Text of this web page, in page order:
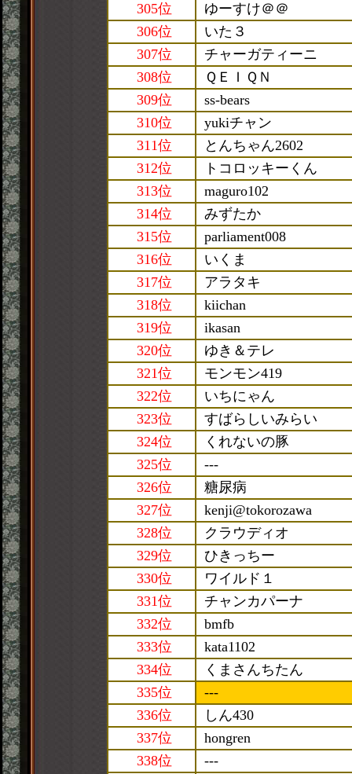
305位
ゆーすけ＠＠
306位
いた３
307位
チャーガティーニ
308位
ＱＥＩＱＮ
309位
ss-bears
310位
yukiチャン
311位
とんちゃん2602
312位
トコロッキーくん
313位
maguro102
314位
みずたか
315位
parliament008
316位
いくま
317位
アラタキ
318位
kiichan
319位
ikasan
320位
ゆき＆テレ
321位
モンモン419
322位
いちにゃん
323位
すばらしいみらい
324位
くれないの豚
325位
---
326位
糖尿病
327位
kenji@tokorozawa
328位
クラウディオ
329位
ひきっちー
330位
ワイルド１
331位
チャンカパーナ
332位
bmfb
333位
kata1102
334位
くまさんちたん
335位
---
336位
しん430
337位
hongren
338位
---